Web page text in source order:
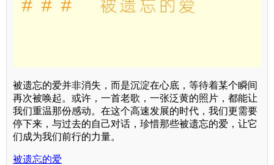
被遗忘的爱并非消失，而是沉淀在心底，等待着某个瞬间
再次被唤起。或许，一首老歌，一张泛黄的照片，都能让
我们重温那份感动。在这个高速发展的时代，我们更需要
停下来，与过去的自己对话，珍惜那些被遗忘的爱，让它
们成为我们前行的力量。
被遗忘的爱